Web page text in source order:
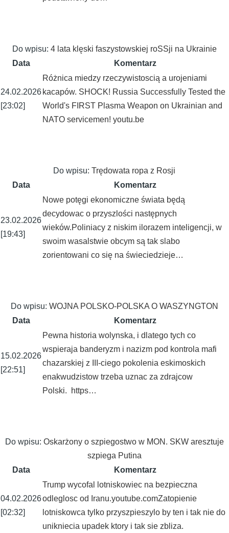
Do wpisu: 4 lata klęski faszystowskiej roSSji na Ukrainie
Data
Komentarz
24.02.2026
[23:02]
Różnica miedzy rzeczywistoscią a urojeniami
kacapów. SHOCK! Russia Successfully Tested the
World's FIRST Plasma Weapon on Ukrainian and
NATO servicemen! youtu.be
Do wpisu:Trędowata ropa z Rosji
Data
Komentarz
23.02.2026
[19:43]
Nowe potęgi ekonomiczne świata będą
decydowac o przyszlości następnych
wieków.Poliniacy z niskim ilorazem inteligencji, w
swoim wasalstwie obcym są tak slabo
zorientowani co się na świeciedzieje…
Do wpisu: WOJNA POLSKO-POLSKA O WASZYNGTON
Data
Komentarz
15.02.2026
[22:51]
Pewna historia wolynska, i dlatego tych co
wspieraja banderyzm i nazizm pod kontrola mafi
chazarskiej z III-ciego pokolenia eskimoskich
enakwudzistow trzeba uznac za zdrajcow
Polski. https…
Do wpisu: Oskarżony o szpiegostwo w MON. SKW aresztuje
szpiega Putina
Data
Komentarz
04.02.2026
[02:32]
Trump wycofal lotniskowiec na bezpieczna
odleglosc od Iranu.youtube.comZatopienie
lotniskowca tylko przyszpieszylo by ten i tak nie do
unikniecia upadek ktory i tak sie zbliza.